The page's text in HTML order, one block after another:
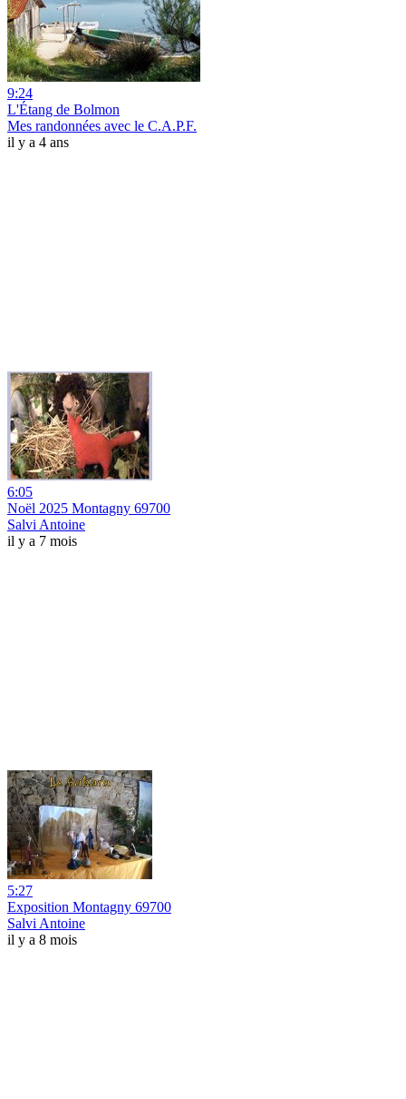
9:24
L'Étang de Bolmon
Mes randonnées avec le C.A.P.F.
il y a 4 ans
6:05
Noël 2025 Montagny 69700
Salvi Antoine
il y a 7 mois
5:27
Exposition Montagny 69700
Salvi Antoine
il y a 8 mois